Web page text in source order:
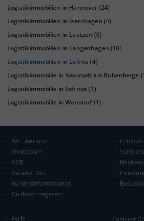
Euro pro Kopf
Kaufkraftindex
21.859 €
Logistikimmobilien in Hannover (24)
Logistikimmobilien in Isernhagen (4)
Logistikimmobilien in Laatzen (6)
Logistikimmobilien in Langenhagen (10)
Logistikimmobilien in Lehrte(4)
Logistikimmobilie in Neustadt am Rübenberge
Logistikimmobilie in Sehnde(1)
Logistikimmobilie in Wunstorf(1)
Wir über uns
Impressum
AGB
Datenschutz
KundenInformationen
Geldwäschegesetz
Halle
Logivest